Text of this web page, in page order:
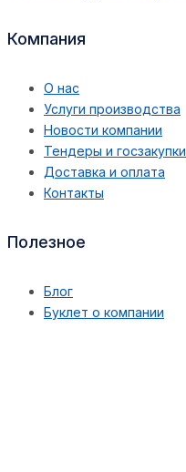
Компания
О нас
Услуги производства
Новости компании
Тендеры и госзакупки
Доставка и оплата
Контакты
Полезное
Блог
Буклет о компании